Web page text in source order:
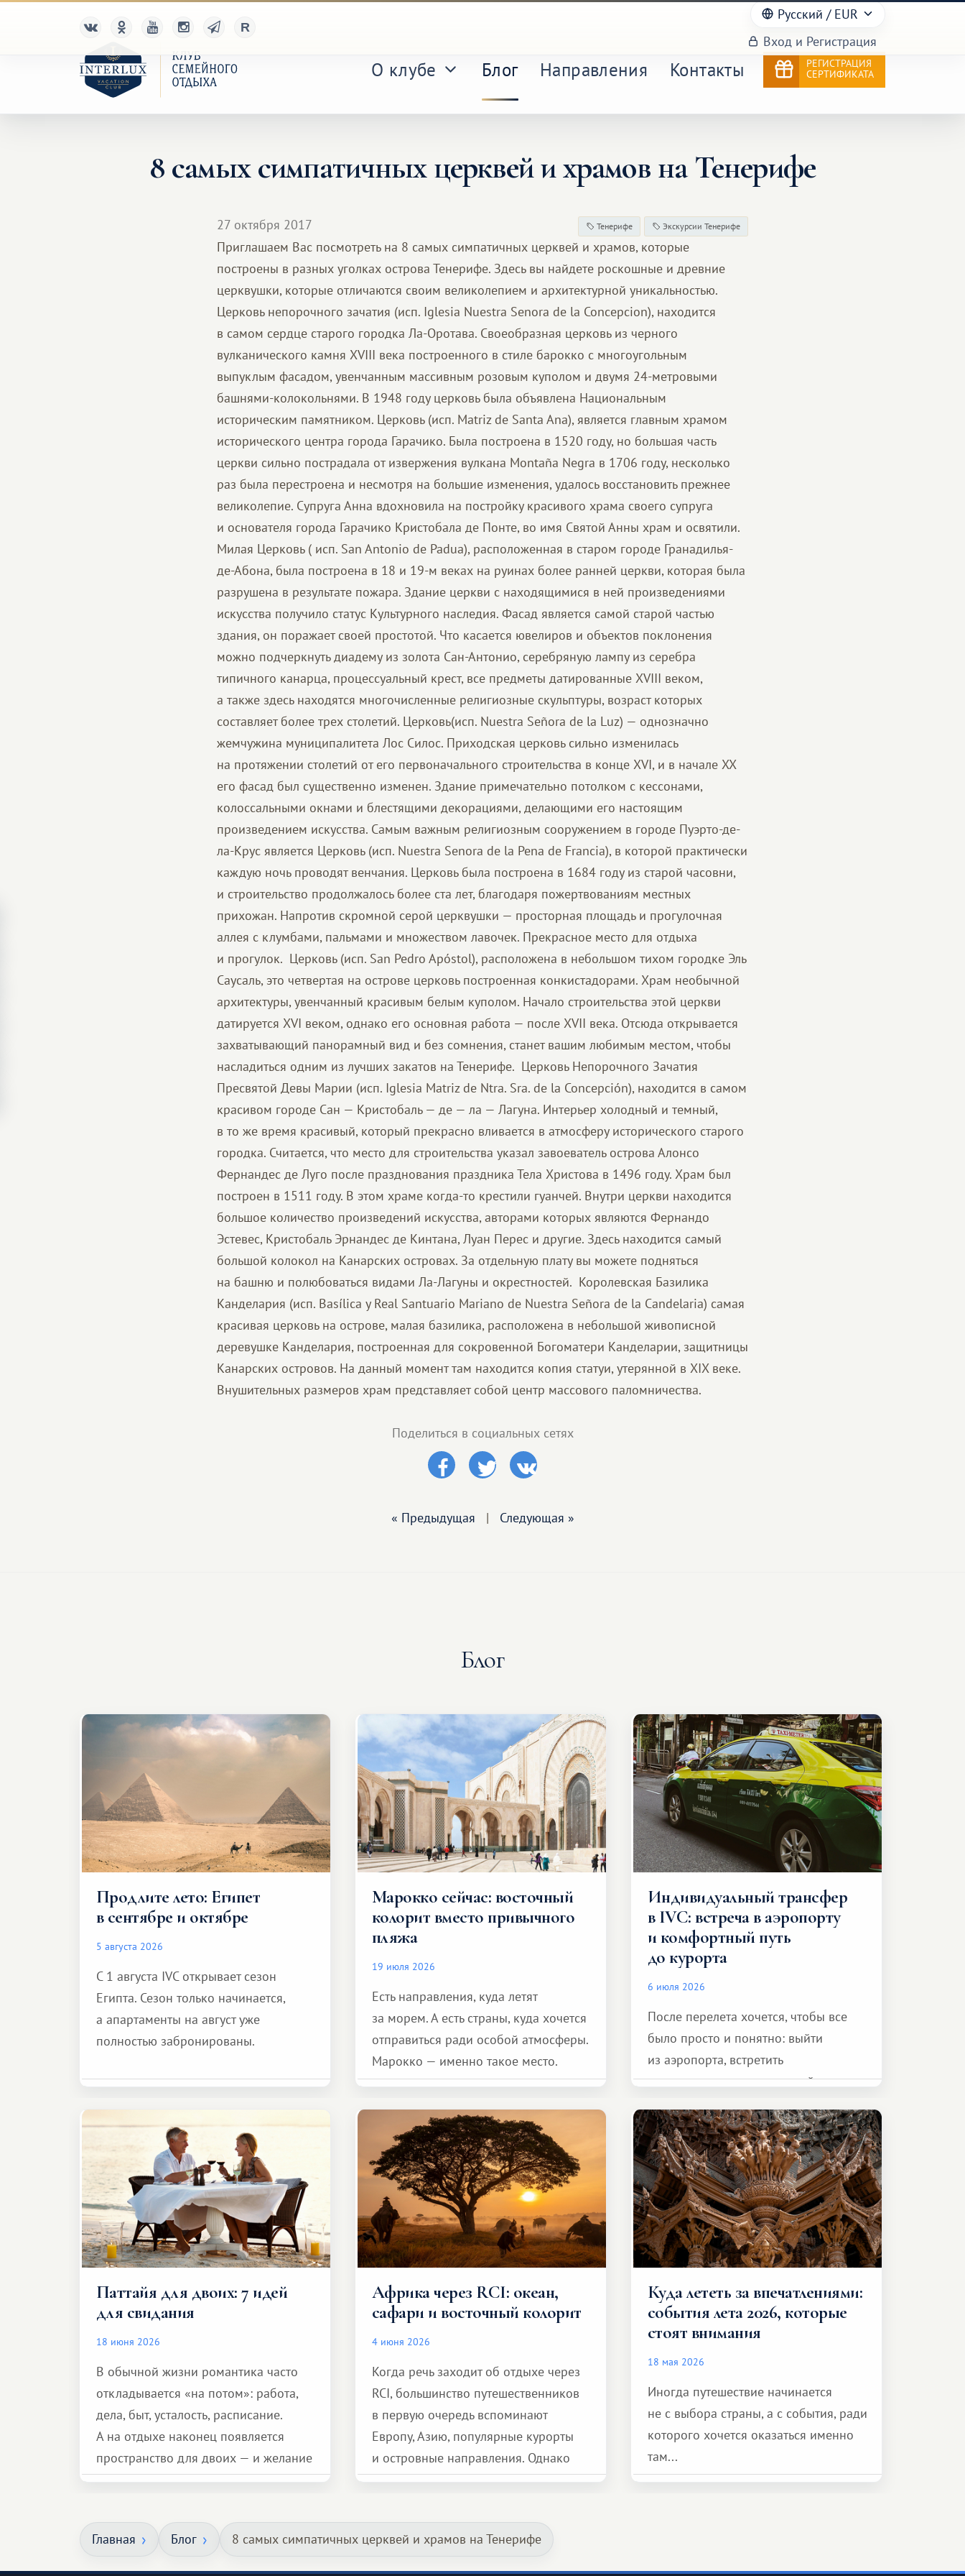
Русский / EUR
Вход и Регистрация
О клубе Блог Направления Контакты
РЕГИСТРАЦИЯ
СЕРТИФИКАТА
8 самых симпатичных церквей и храмов на Тенерифе
27 октября 2017 Тенерифе Экскурсии Тенерифе
Приглашаем Вас посмотреть на 8 самых симпатичных церквей и храмов, которые
построены в разных уголках острова Тенерифе. Здесь вы найдете роскошные и древние
церквушки, которые отличаются своим великолепием и архитектурной уникальностью.
Церковь непорочного зачатия (исп. Iglesia Nuestra Senora de la Concepcion), находится
в самом сердце старого городка Ла-Оротава. Своеобразная церковь из черного
вулканического камня XVIII века построенного в стиле барокко с многоугольным
выпуклым фасадом, увенчанным массивным розовым куполом и двумя 24-метровыми
башнями-колокольнями. В 1948 году церковь была объявлена ​​Национальным
историческим памятником. Церковь (исп. Matriz de Santa Ana), является главным храмом
исторического центра города Гарачико. Была построена в 1520 году, но большая часть
церкви сильно пострадала от извержения вулкана Montaña Negra в 1706 году, несколько
раз была перестроена и несмотря на большие изменения, удалось восстановить прежнее
великолепие. Супруга Анна вдохновила на постройку красивого храма своего супруга
и основателя города Гарачико Кристобала де Понте, во имя Святой Анны храм и освятили.
Милая Церковь ( исп. San Antonio de Padua), расположенная в старом городе Гранадилья-
де-Абона, была построена в 18 и 19-м веках на руинах более ранней церкви, которая была
разрушена в результате пожара. Здание церкви с находящимися в ней произведениями
искусства получило статус Культурного наследия. Фасад является самой старой частью
здания, он поражает своей простотой. Что касается ювелиров и объектов поклонения
можно подчеркнуть диадему из золота Сан-Антонио, серебряную лампу из серебра
типичного канарца, процессуальный крест, все предметы датированные XVIII веком,
а также здесь находятся многочисленные религиозные скульптуры, возраст которых
составляет более трех столетий. Церковь(исп. Nuestra Señora de la Luz) — однозначно
жемчужина муниципалитета Лос Силос. Приходская церковь сильно изменилась
на протяжении столетий от его первоначального строительства в конце XVI, и в начале XX
его фасад был существенно изменен. Здание примечательно потолком с кессонами,
колоссальными окнами и блестящими декорациями, делающими его настоящим
произведением искусства. Самым важным религиозным сооружением в городе Пуэрто-де-
ла-Крус является Церковь (исп. Nuestra Senora de la Pena de Francia), в которой практически
каждую ночь проводят венчания. Церковь была построена в 1684 году из старой часовни,
и строительство продолжалось более ста лет, благодаря пожертвованиям местных
прихожан. Напротив скромной серой церквушки — просторная площадь и прогулочная
аллея с клумбами, пальмами и множеством лавочек. Прекрасное место для отдыха
и прогулок. Церковь (исп. San Pedro Apóstol), расположена в небольшом тихом городке Эль
Саусаль, это четвертая на острове церковь построенная конкистадорами. Храм необычной
архитектуры, увенчанный красивым белым куполом. Начало строительства этой церкви
датируется XVI веком, oднако его основная работа — после XVII века. Отсюда открывается
захватывающий панорамный вид и без сомнения, станет вашим любимым местом, чтобы
насладиться одним из лучших закатов на Тенерифе. Церковь Непорочного Зачатия
Пресвятой Девы Марии (исп. Iglesia Matriz de Ntra. Sra. de la Concepción), находится в самом
красивом городе Сан — Кристобаль — де — ла — Лагуна. Интерьер холодный и темный,
в то же время красивый, который прекрасно вливается в атмосферу исторического старого
городка. Считается, что место для строительства указал завоеватель острова Алонсо
Фернандес де Луго после празднования праздника Тела Христова в 1496 году. Храм был
построен в 1511 году. В этом храме когда-то крестили гуанчей. Внутри церкви находится
большое количество произведений искусства, авторами которых являются Фернандо
Эстевес, Кристобаль Эрнандес де Кинтана, Луан Перес и другие. Здесь находится самый
большой колокол на Канарских островах. За отдельную плату вы можете подняться
на башню и полюбоваться видами Ла-Лагуны и окрестностей. Королевская Базилика
Канделария (исп. Basílica y Real Santuario Mariano de Nuestra Señora de la Candelaria) самая
красивая церковь на острове, малая базилика, расположена в небольшой живописной
деревушке Канделария, построенная для сокровенной Богоматери Канделарии, защитницы
Канарских островов. На данный момент там находится копия статуи, утерянной в XIX веке.
Внушительных размеров храм представляет собой центр массового паломничества.
Поделиться в социальных сетях
« Предыдущая | Следующая »
Блог
Продлите лето: Египет
в сентябре и октябре
5 августа 2026
С 1 августа IVC открывает сезон
Египта. Сезон только начинается,
а апартаменты на август уже
полностью забронированы.
Марокко сейчас: восточный
колорит вместо привычного
пляжа
19 июля 2026
Есть направления, куда летят
за морем. А есть страны, куда хочется
отправиться ради особой атмосферы.
Марокко — именно такое место.
Индивидуальный трансфер
в IVC: встреча в аэропорту
и комфортный путь
до курорта
6 июля 2026
После перелета хочется, чтобы все
было просто и понятно: выйти
из аэропорта, встретить
представителя транспортной
и спокойно доехать до курорта.
Паттайя для двоих: 7 идей
для свидания
18 июня 2026
В обычной жизни романтика часто
откладывается «на потом»: работа,
дела, быт, усталость, расписание.
А на отдыхе наконец появляется
пространство для двоих — и желание
сделать для близкого человека что-то
масштабное, но тёплое
и запоминающееся :)
Африка через RCI: океан,
сафари и восточный колорит
4 июня 2026
Когда речь заходит об отдыхе через
RCI, большинство путешественников
в первую очередь вспоминают
Европу, Азию, популярные курорты
и островные направления. Однако
возможности обменной системы
и Африка — континент, который
способен подарить совершенно иной
Куда лететь за впечатлениями:
события лета 2026, которые
стоят внимания
18 мая 2026
Иногда путешествие начинается
не с выбора страны, а с события, ради
которого хочется оказаться именно
там...
Главная Блог 8 самых симпатичных церквей и храмов на Тенерифе